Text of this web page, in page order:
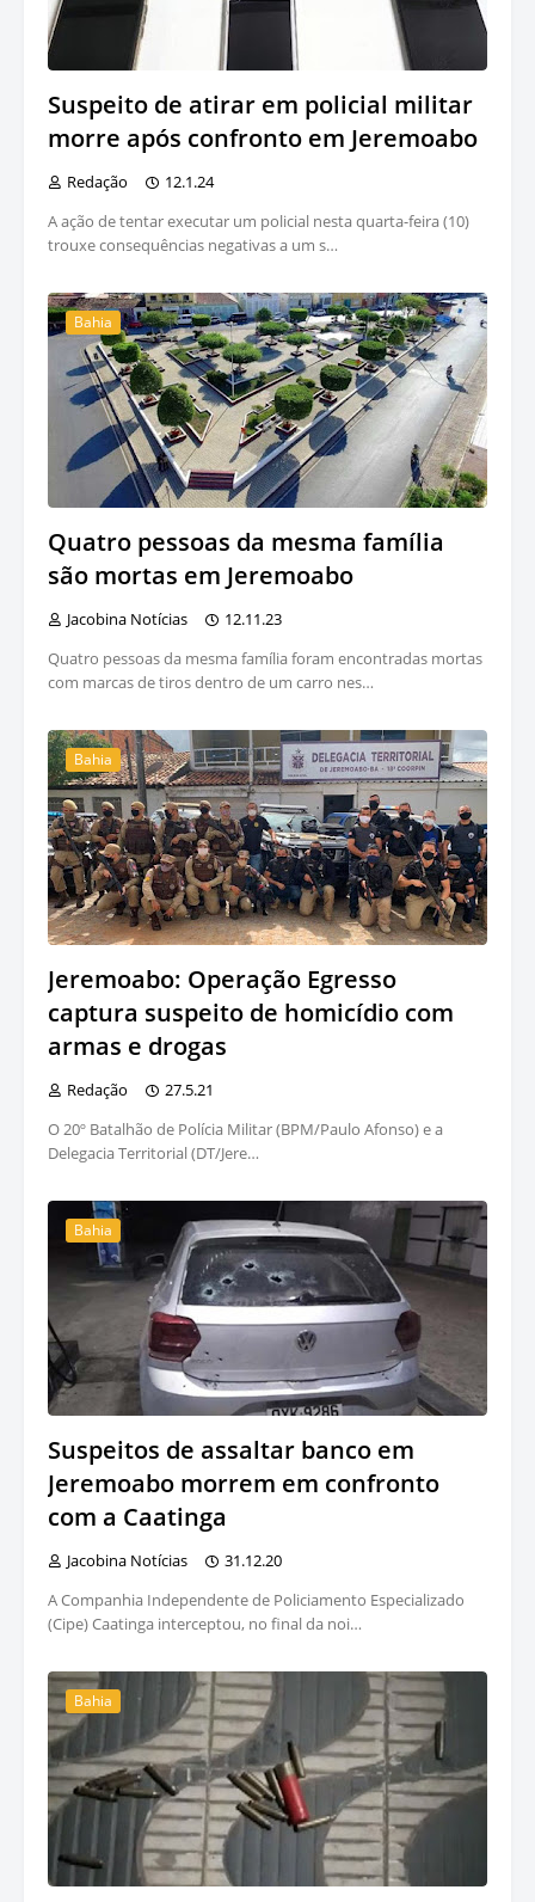
Suspeito de atirar em policial militar
morre após confronto em Jeremoabo
Redação
12.1.24
A ação de tentar executar um policial nesta quarta-feira (10)
trouxe consequências negativas a um s…
Bahia
Quatro pessoas da mesma família
são mortas em Jeremoabo
Jacobina Notícias
12.11.23
Quatro pessoas da mesma família foram encontradas mortas
com marcas de tiros dentro de um carro nes…
Bahia
Jeremoabo: Operação Egresso
captura suspeito de homicídio com
armas e drogas
Redação
27.5.21
O 20º Batalhão de Polícia Militar (BPM/Paulo Afonso) e a
Delegacia Territorial (DT/Jere…
Bahia
Suspeitos de assaltar banco em
Jeremoabo morrem em confronto
com a Caatinga
Jacobina Notícias
31.12.20
A Companhia Independente de Policiamento Especializado
(Cipe) Caatinga interceptou, no final da noi…
Bahia